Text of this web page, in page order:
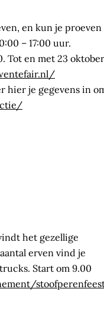
en kun je proeven
– 17:00 uur.
Tot en met 23 oktober
hier je gegevens in
het gezellige
erven vind je
Start om 9.00